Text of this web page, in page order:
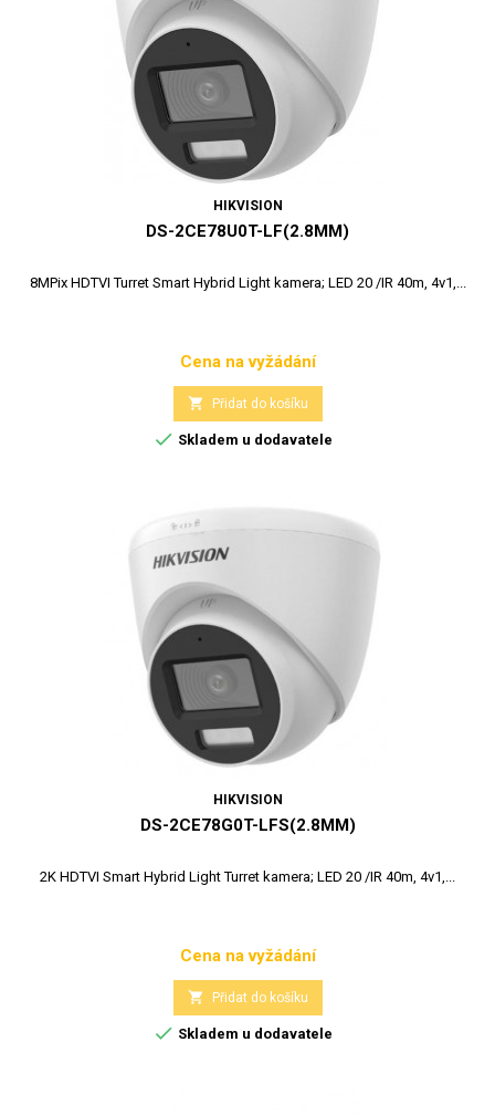
HIKVISION
DS-2CE78U0T-LF(2.8MM)
8MPix HDTVI Turret Smart Hybrid Light kamera; LED 20 /IR 40m, 4v1,...
Cena
Cena na vyžádání
 Přidat do košíku
 Skladem u dodavatele
HIKVISION
DS-2CE78G0T-LFS(2.8MM)
2K HDTVI Smart Hybrid Light Turret kamera; LED 20 /IR 40m, 4v1,...
Cena
Cena na vyžádání
 Přidat do košíku
 Skladem u dodavatele